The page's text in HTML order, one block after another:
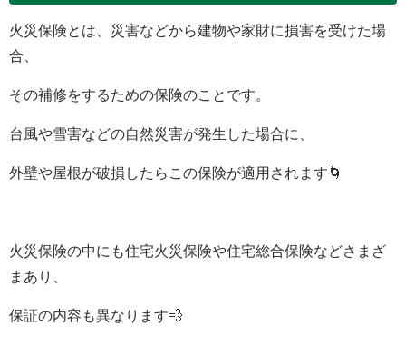
火災保険とは、災害などから建物や家財に損害を受けた場
合、
その補修をするための保険のことです。
台風や雪害などの自然災害が発生した場合に、
外壁や屋根が破損したらこの保険が適用されます 🌀
火災保険の中にも住宅火災保険や住宅総合保険などさまざ
まあり、
保証の内容も異なります💨